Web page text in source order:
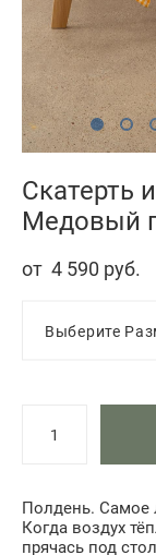
Скатерть
Медовый
от 4 590 pуб.
Выберите
Полдень. Самое
Когда воздух
прячась под